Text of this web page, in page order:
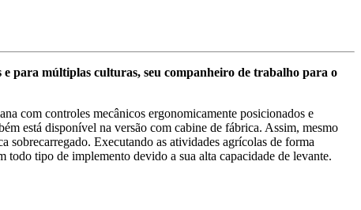
para múltiplas culturas, seu companheiro de trabalho para o
com controles mecânicos ergonomicamente posicionados e
está disponível na versão com cabine de fábrica. Assim, mesmo
sobrecarregado. Executando as atividades agrícolas de forma
todo tipo de implemento devido a sua alta capacidade de levante.